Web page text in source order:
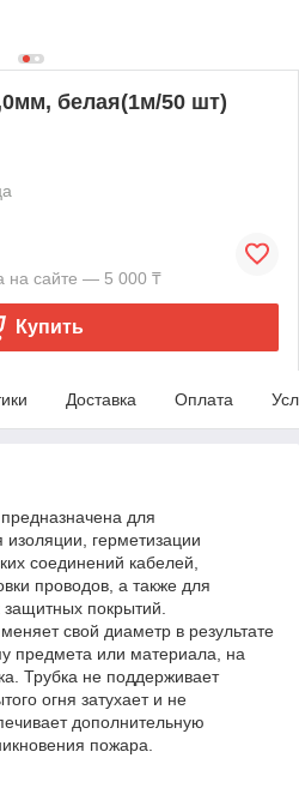
белая(1м/50 шт)
на сайте — 5 000 ₸
Купить
Доставка Оплата
для
изоляции, герметизации
соединений кабелей,
проводов, а также для
покрытий.
свой диаметр в результате
предмета или материала, на
Трубка не поддерживает
огня затухает и не
дополнительную
пожара.